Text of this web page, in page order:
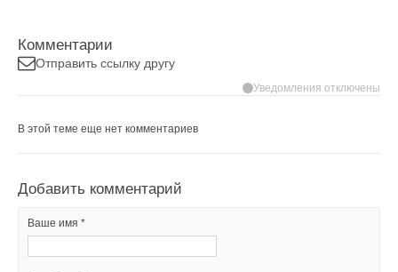
Комментарии
Отправить ссылку другу
Уведомления отключены
В этой теме еще нет комментариев
Добавить комментарий
Ваше имя *